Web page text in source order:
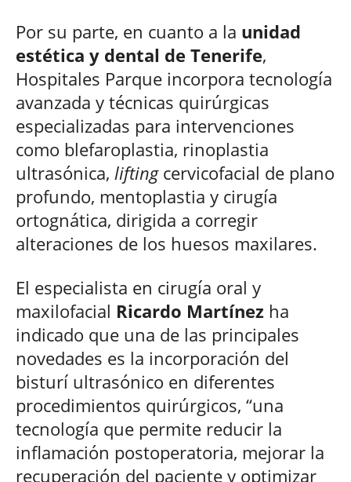
Por su parte, en cuanto a la unidad
estética y dental de Tenerife,
Hospitales Parque incorpora tecnología
avanzada y técnicas quirúrgicas
especializadas para intervenciones
como blefaroplastia, rinoplastia
ultrasónica, liftingcervicofacial de plano
profundo, mentoplastia y cirugía
ortognática, dirigida a corregir
alteraciones de los huesos maxilares.
El especialista en cirugía oral y
maxilofacial Ricardo Martínez ha
indicado que una de las principales
novedades es la incorporación del
bisturí ultrasónico en diferentes
procedimientos quirúrgicos, “una
tecnología que permite reducir la
inflamación postoperatoria, mejorar la
recuperación del paciente y optimizar